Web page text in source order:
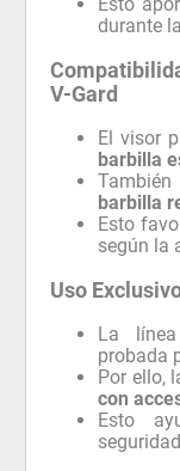
durante
V-Gard
El visor
barbilla
barbilla
Esto
según la
Uso
La
probada
Por ello,
con
Esto